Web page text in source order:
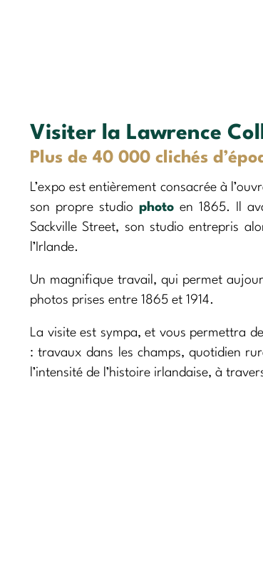
Visiter la Lawrence
Plus de 40 000 clichés
L’expo est entièrement consacrée à
son propre studiophoto en 1865. Il
Sackville Street, son studio entrepris
l’Irlande.
Un magnifique travail, qui permet
photos prises entre 1865 et 1914.
La visite est sympa, et vous permettra
: travaux dans les champs, quotidien
l’intensité de l’histoire irlandaise, à